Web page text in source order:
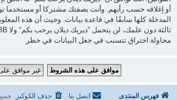
أو إغلاقه حسب رأيهم. وأنت بصفتك مشتركا أو مستخدما
المدخلة كلها سابقًا في قاعدة بيانات. وحيث أن هذه
محاولة اختراق تتسبب في جعل البيانات في خطر
فهرس المنتدى حذف الكوكيز اتصل بنا